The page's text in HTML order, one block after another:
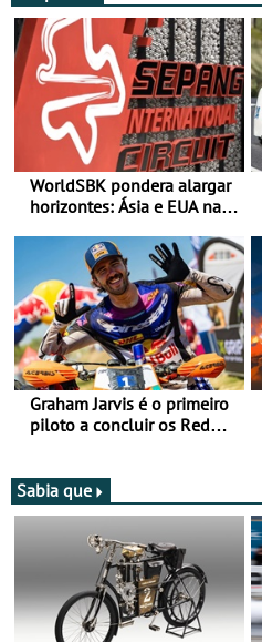
WorldSBK pondera alargar
horizontes: Ásia e EUA na
Graham Jarvis é o primeiro
piloto a concluir os Red
Sabia que